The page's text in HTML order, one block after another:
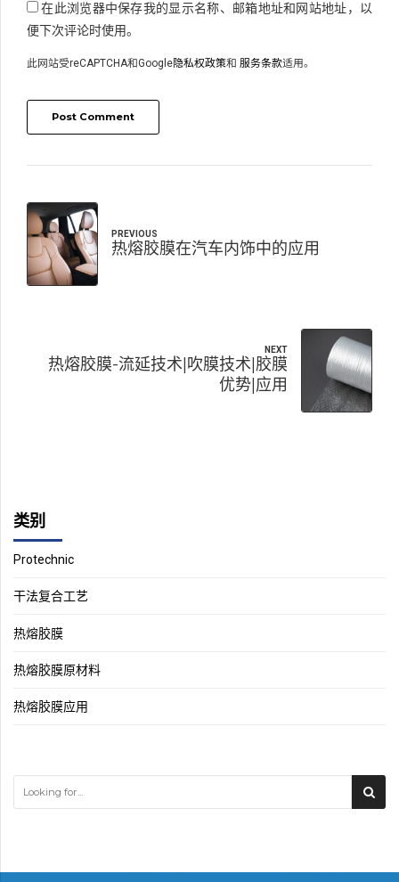
在此浏览器中保存我的显示名称、邮箱地址和网站地址，以
便下次评论时使用。
此网站受reCAPTCHA和Google隐私权政策和 服务条款适用。
Post Comment
PREVIOUS
热熔胶膜在汽车内饰中的应用
NEXT
热熔胶膜-流延技术|吹膜技术|胶膜
优势|应用
类别
Protechnic
干法复合工艺
热熔胶膜
热熔胶膜原材料
热熔胶膜应用